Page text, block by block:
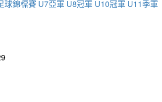
球錦標賽 U7亞軍 U8冠軍 U10冠軍 U11季軍